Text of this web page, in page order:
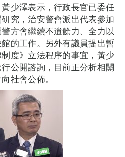
少澤表示，行政長官已委任
究，治安警會派出代表參加
方會繼續不遺餘力、全力以
的工作。另外有議員提出暫
度》立法程序的事宜，黃少
公開諮詢，目前正分析相關
社會公佈。